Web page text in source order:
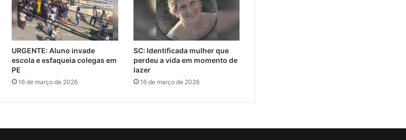
URGENTE: Aluno invade
escola e esfaqueia colegas em
PE
16 de março de 2026
SC: Identificada mulher que
perdeu a vida em momento de
lazer
16 de março de 2026